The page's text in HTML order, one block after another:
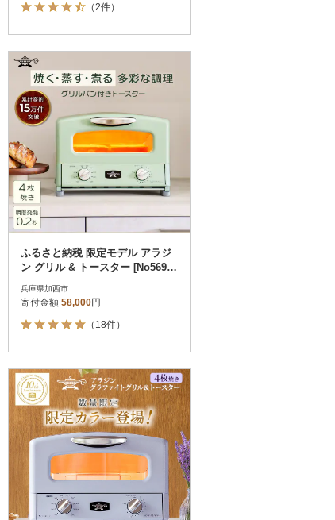
（2件）
ふるさと納税 限定モデル アラジ
ン グリル & トースター [No5698-
兵庫県加西市
寄付金額 58,000円
（18件）